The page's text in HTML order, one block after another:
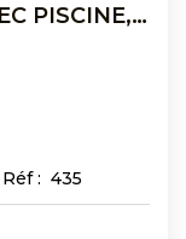
DEMEURE D'EXCEPTION AVEC PISCINE, HAMMAM Et SPA - ALENCON...
Réf : 435